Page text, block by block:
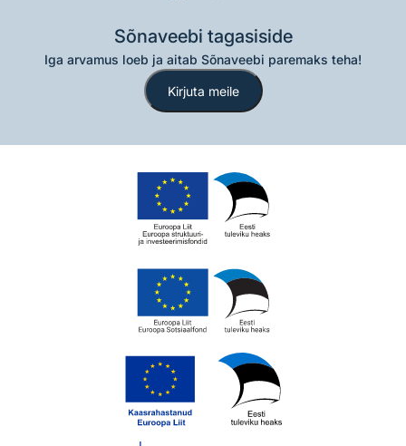
Sõnaveebi tagasiside
Iga arvamus loeb ja aitab Sõnaveebi paremaks teha!
Kirjuta meile